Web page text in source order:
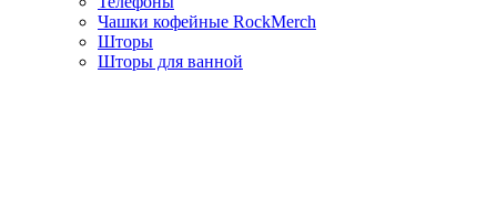
Чашки кофейные RockMerch
Шторы
Шторы для ванной